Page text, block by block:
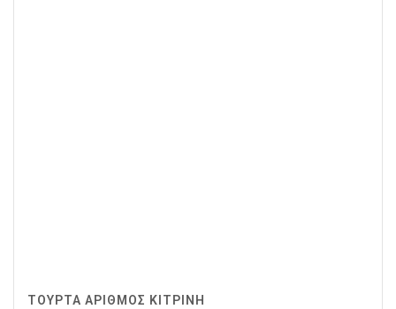
ΤΟΥΡΤΑ ΑΡΙΘΜΟΣ ΚΙΤΡΙΝΗ